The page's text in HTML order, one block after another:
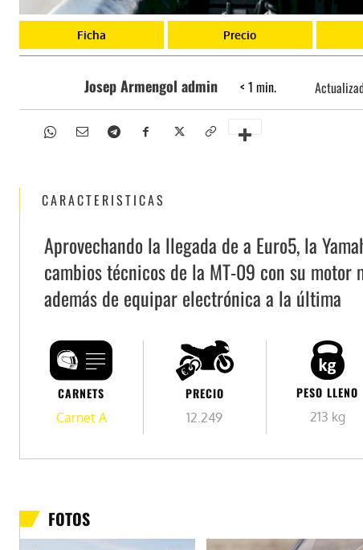
Ficha Precio
Josep Armengol admin < 1 min.
CARACTERISTICAS
Aprovechando la llegada de a Euro5, la
cambios técnicos de la MT-09 con su motor
además de equipar electrónica a la última
CARNETS
Carnet A
PRECIO
12.249
PESO LLENO
213 kg
FOTOS